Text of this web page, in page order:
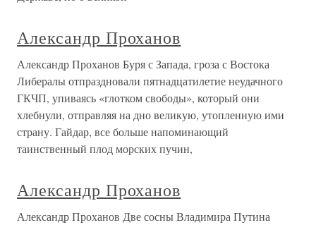
Александр Проханов
Александр Проханов Буря с Запада, гроза с Востока
Либералы отпраздновали пятнадцатилетие неудачного
ГКЧП, упиваясь «глотком свободы», который они
хлебнули, отправляя на дно великую, утопленную ими
страну. Гайдар, все больше напоминающий
таинственный плод морских пучин,
Александр Проханов
Александр Проханов Две сосны Владимира Путина